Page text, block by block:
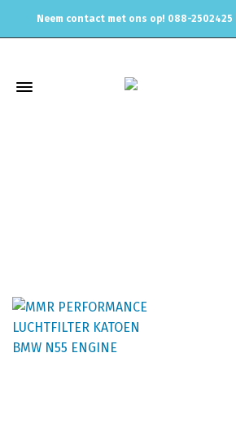
Neem contact met ons op! 088-2502425 |